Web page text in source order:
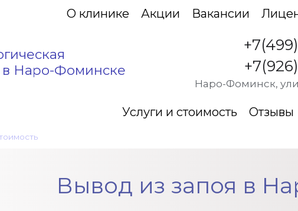
О клинике Акции Вакансии
Наро-Фоминске
Наро-Фоминск,
Услуги и стоимость Отзывы
Вывод из запоя в